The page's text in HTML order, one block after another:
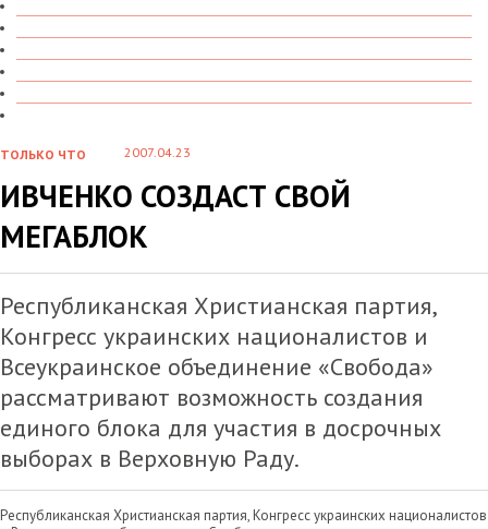
ТОЛЬКО ЧТО 2007.04.23
ИВЧЕНКО СОЗДАСТ СВОЙ
МЕГАБЛОК
Республиканская Христианская партия,
Конгресс украинских националистов и
Всеукраинское объединение «Свобода»
рассматривают возможность создания
единого блока для участия в досрочных
выборах в Верховную Раду.
Республиканская Христианская партия, Конгресс украинских националистов